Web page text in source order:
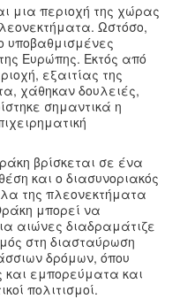
μια περιοχή της χώρας
Ωστόσο,
υποβαθμισμένες
Ευρώπης. Εκτός από
εξαιτίας της
χάθηκαν δουλειές,
σημαντικά η
βρίσκεται σε ένα
και ο διασυνοριακός
της πλεονεκτήματα
μπορεί να
αιώνες διαδραμάτιζε
στη διασταύρωση
δρόμων, όπου
και εμπορεύματα και
πολιτισμοί.